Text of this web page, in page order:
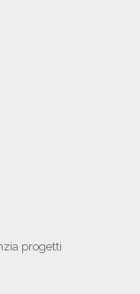
progetti